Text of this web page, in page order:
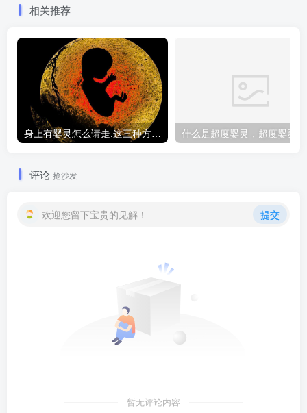
相关推荐
身上有婴灵怎么请走,这三种方法让你摆脱纠缠
评论 抢沙发
欢迎您留下宝贵的见解！ 提交
暂无评论内容